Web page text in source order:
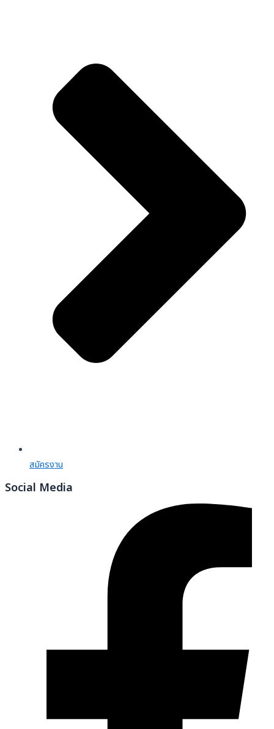
สมัครงาน
Social Media